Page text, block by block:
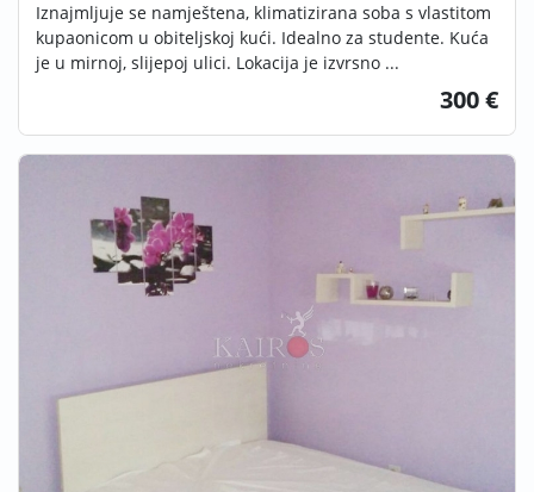
Iznajmljuje se namještena, klimatizirana soba s vlastitom
kupaonicom u obiteljskoj kući. Idealno za studente. Kuća
je u mirnoj, slijepoj ulici. Lokacija je izvrsno ...
300 €